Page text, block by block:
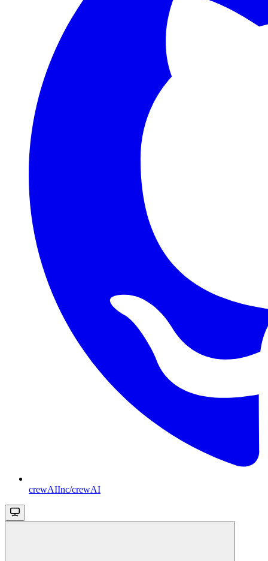
crewAIInc/crewAI